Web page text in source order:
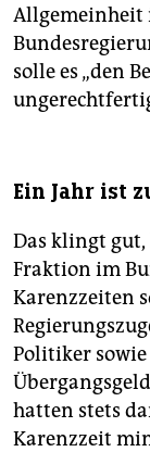
Allgemeinheit
solle es „den
Ein Jahr ist
Das klingt gut,
Fraktion im
Karenzzeiten
Politiker
hatten stets
Karenzzeit